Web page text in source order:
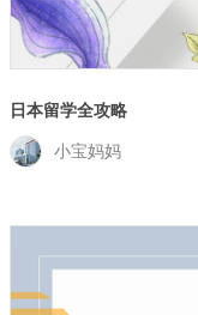
日本留学全攻略
小宝妈妈